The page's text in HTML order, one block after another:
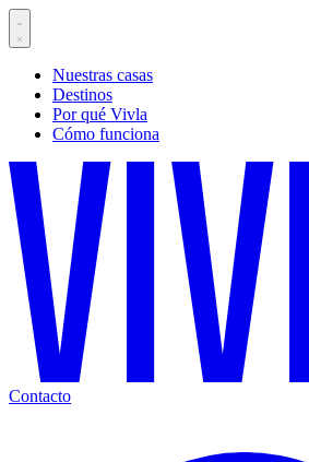
Nuestras casas
Destinos
Por qué Vivla
Cómo funciona
Contacto